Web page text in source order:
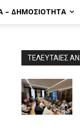
– ΔΗΜΟΣΙΌΤΗΤΑ
ΤΕΛΕΥΤΑΙΕΣ